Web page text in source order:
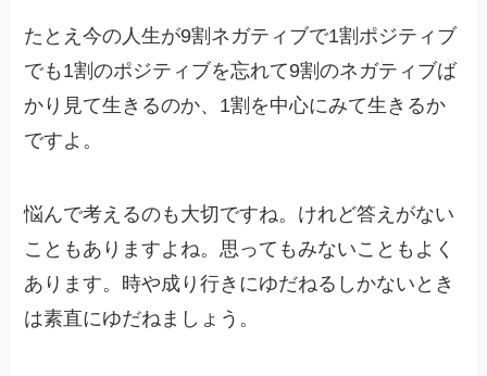
たとえ今の人生が9割ネガティブで1割ポジティブ
でも1割のポジティブを忘れて9割のネガティブば
かり見て生きるのか、1割を中心にみて生きるか
ですよ。
悩んで考えるのも大切ですね。けれど答えがない
こともありますよね。思ってもみないこともよく
あります。時や成り行きにゆだねるしかないとき
は素直にゆだねましょう。